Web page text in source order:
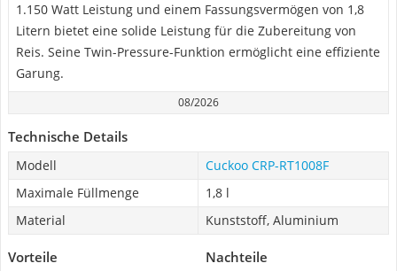
1.150 Watt Leistung und einem Fassungsvermögen von 1,8
Litern bietet eine solide Leistung für die Zubereitung von
Reis. Seine Twin-Pressure-Funktion ermöglicht eine effiziente
Garung.
08/2026
Technische Details
Modell
Cuckoo CRP-RT1008F
Maximale Füllmenge
1,8 l
Material
Kunststoff, Aluminium
Vorteile Nachteile